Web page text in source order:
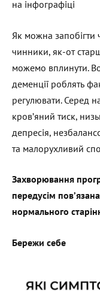
на інфографіці
Як можна запобігти
чинники, як-от
можемо вплинути.
деменції роблять
регулювати. Серед
кров’яний тиск,
депресія,
та малорухливий
Захворювання
передусім
нормального
Бережи себе